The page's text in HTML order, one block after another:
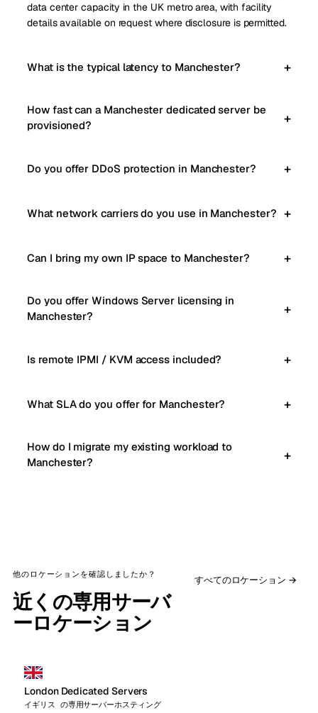
data center capacity in the UK metro area, with facility
details available on request where disclosure is permitted.
What is the typical latency to Manchester?
How fast can a Manchester dedicated server be
provisioned?
Do you offer DDoS protection in Manchester?
What network carriers do you use in Manchester?
Can I bring my own IP space to Manchester?
Do you offer Windows Server licensing in
Manchester?
Is remote IPMI / KVM access included?
What SLA do you offer for Manchester?
How do I migrate my existing workload to
Manchester?
他のロケーションを確認しましたか？
近くの専用サーバ
ーロケーション
すべてのロケーション →
London Dedicated Servers
イギリス の専用サーバーホスティング